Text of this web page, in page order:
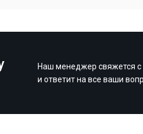
Наш менеджер свяжется
и ответит на все ваши